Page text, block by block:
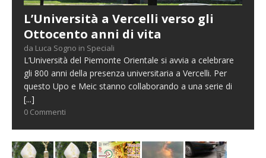
L’Università a Vercelli verso gli
Ottocento anni di vita
da Luca Sogno in Speciali
L’Università del Piemonte Orientale si avvia a celebrare
gli 800 anni della presenza universitaria a Vercelli. Per
questo Upo e Meic stanno collaborando a una serie di
[...]
0 Commenti